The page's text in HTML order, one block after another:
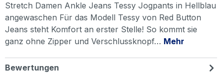
Stretch Damen Ankle Jeans Tessy Jogpants in Hellblau
angewaschen Für das Modell Tessy von Red Button
Jeans steht Komfort an erster Stelle! So kommt sie
ganz ohne Zipper und Verschlussknopf… Mehr
Bewertungen